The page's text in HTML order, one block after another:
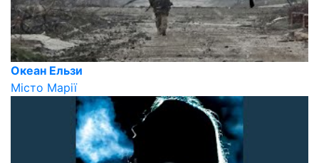
Океан Ельзи
Місто Марії